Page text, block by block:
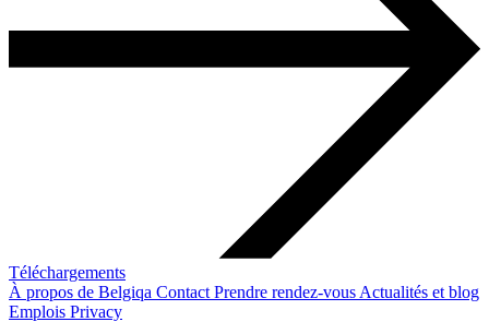
Téléchargements
À propos de Belgiqa Contact Prendre rendez-vous Actualités et blog
Emplois Privacy